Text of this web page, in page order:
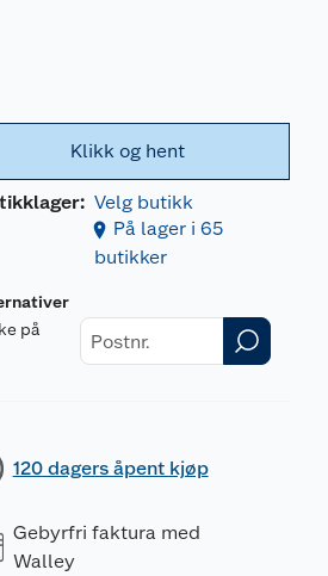
Klikk og hent
Velg butikk
På lager i 65
butikker
på
120 dagers åpent kjøp
Gebyrfri faktura med
Walley